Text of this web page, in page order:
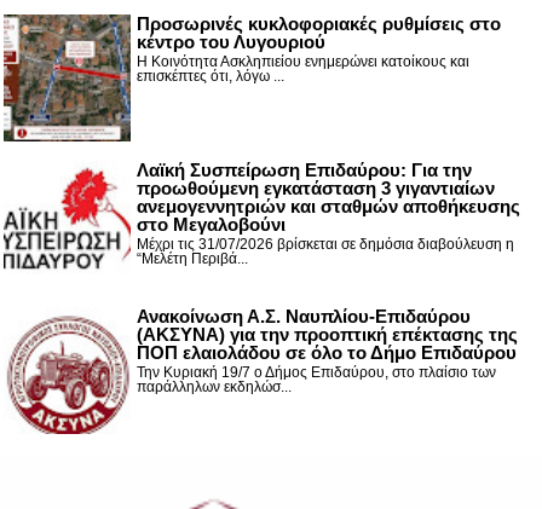
Προσωρινές κυκλοφοριακές ρυθμίσεις στο
κέντρο του Λυγουριού
Η Κοινότητα Ασκληπιείου ενημερώνει κατοίκους και
επισκέπτες ότι, λόγω ...
Λαϊκή Συσπείρωση Επιδαύρου: Για την
προωθούμενη εγκατάσταση 3 γιγαντιαίων
ανεμογεννητριών και σταθμών αποθήκευσης
στο Μεγαλοβούνι
Μέχρι τις 31/07/2026 βρίσκεται σε δημόσια διαβούλευση η
“Μελέτη Περιβά...
Ανακοίνωση Α.Σ. Ναυπλίου-Επιδαύρου
(ΑΚΣΥΝΑ) για την προοπτική επέκτασης της
ΠΟΠ ελαιολάδου σε όλο το Δήμο Επιδαύρου
Την Κυριακή 19/7 ο Δήμος Επιδαύρου, στο πλαίσιο των
παράλληλων εκδηλώσ...